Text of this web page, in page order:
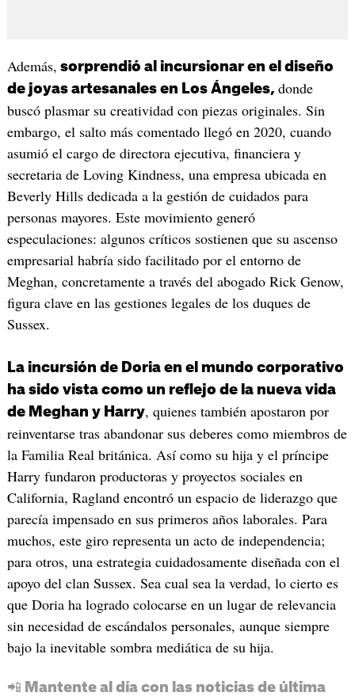
Además, sorprendió al incursionar en el diseño
de joyas artesanales en Los Ángeles, donde
buscó plasmar su creatividad con piezas originales. Sin
embargo, el salto más comentado llegó en 2020, cuando
asumió el cargo de directora ejecutiva, financiera y
secretaria de Loving Kindness, una empresa ubicada en
Beverly Hills dedicada a la gestión de cuidados para
personas mayores. Este movimiento generó
especulaciones: algunos críticos sostienen que su ascenso
empresarial habría sido facilitado por el entorno de
Meghan, concretamente a través del abogado Rick Genow,
figura clave en las gestiones legales de los duques de
Sussex.
La incursión de Doria en el mundo corporativo
ha sido vista como un reflejo de la nueva vida
de Meghan y Harry, quienes también apostaron por
reinventarse tras abandonar sus deberes como miembros de
la Familia Real británica. Así como su hija y el príncipe
Harry fundaron productoras y proyectos sociales en
California, Ragland encontró un espacio de liderazgo que
parecía impensado en sus primeros años laborales. Para
muchos, este giro representa un acto de independencia;
para otros, una estrategia cuidadosamente diseñada con el
apoyo del clan Sussex. Sea cual sea la verdad, lo cierto es
que Doria ha logrado colocarse en un lugar de relevancia
sin necesidad de escándalos personales, aunque siempre
bajo la inevitable sombra mediática de su hija.
📲 Mantente al día con las noticias de última